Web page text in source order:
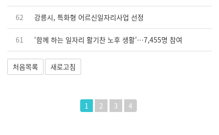
62 강릉시, 특화형 어르신일자리사업 선정
61 ‘함께 하는 일자리 활기찬 노후 생활’…7,455명 참여
처음목록 새로고침
1 2 3 4